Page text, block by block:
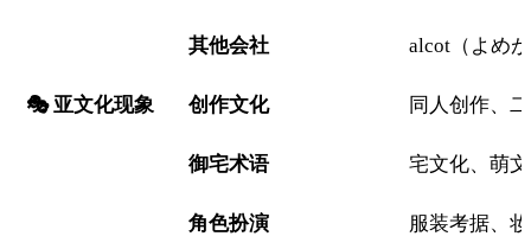
其他会社 alcot（よめ
🎭 亚文化现象 创作文化 同人创作、
御宅术语 宅文化、萌
角色扮演 服装考据、